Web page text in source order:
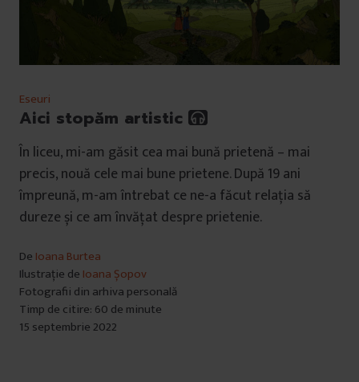
Eseuri
Aici stopăm artistic
În liceu, mi-am găsit cea mai bună prietenă – mai
precis, nouă cele mai bune prietene. După 19 ani
împreună, m-am întrebat ce ne-a făcut relația să
dureze și ce am învățat despre prietenie.
De Ioana Burtea
Ilustrație de Ioana Șopov
Fotografii din arhiva personală
Timp de citire: 60 de minute
15 septembrie 2022